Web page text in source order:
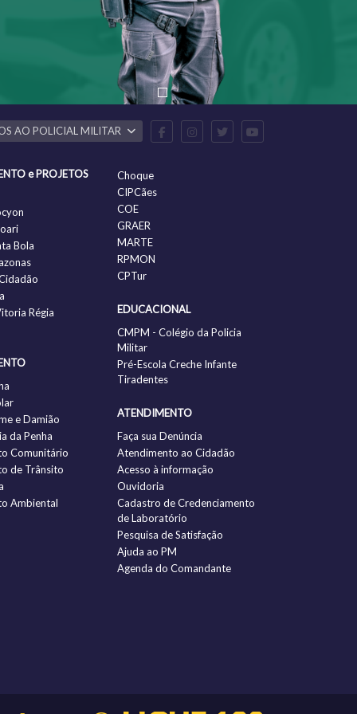
AO POLICIAL MILITAR
e PROJETOS
Bola
Régia
e Damião
da Penha
Comunitário
de Trânsito
Ambiental
Choque
CIPCães
COE
GRAER
MARTE
RPMON
CPTur
EDUCACIONAL
CMPM - Colégio da Policia
Militar
Pré-Escola Creche Infante
Tiradentes
ATENDIMENTO
Faça sua Denúncia
Atendimento ao Cidadão
Acesso à informação
Ouvidoria
Cadastro de Credenciamento
de Laboratório
Pesquisa de Satisfação
Ajuda ao PM
Agenda do Comandante